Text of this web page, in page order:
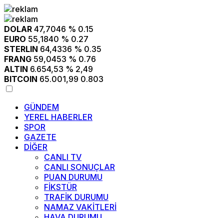
DOLAR 47,7046 % 0.15
EURO 55,1840 % 0.27
STERLIN 64,4336 % 0.35
FRANG 59,0453 % 0.76
ALTIN 6.654,53 % 2,49
BITCOIN 65.001,99 0.803
GÜNDEM
YEREL HABERLER
SPOR
GAZETE
DİĞER
CANLI TV
CANLI SONUÇLAR
PUAN DURUMU
FİKSTÜR
TRAFİK DURUMU
NAMAZ VAKİTLERİ